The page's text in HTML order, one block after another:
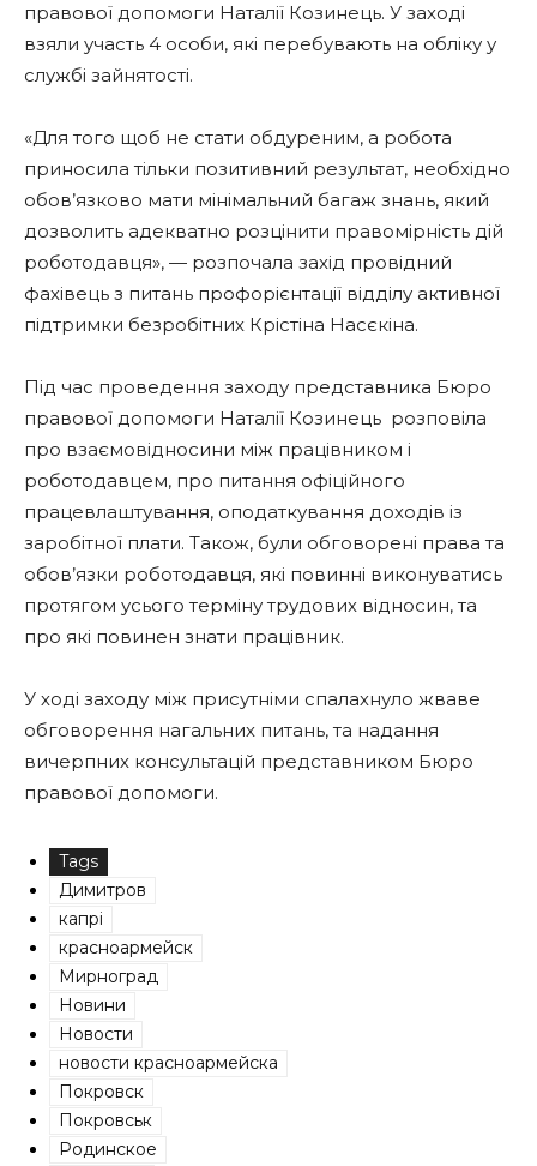
правової допомоги Наталії Козинець. У заході
взяли участь 4 особи, які перебувають на обліку у
службі зайнятості.
«Для того щоб не стати обдуреним, а робота
приносила тільки позитивний результат, необхідно
обов’язково мати мінімальний багаж знань, який
дозволить адекватно розцінити правомірність дій
роботодавця», — розпочала захід провідний
фахівець з питань профорієнтації відділу активної
підтримки безробітних Крістіна Насєкіна.
Під час проведення заходу представника Бюро
правової допомоги Наталії Козинець розповіла
про взаємовідносини між працівником і
роботодавцем, про питання офіційного
працевлаштування, оподаткування доходів із
заробітної плати. Також, були обговорені права та
обов’язки роботодавця, які повинні виконуватись
протягом усього терміну трудових відносин, та
про які повинен знати працівник.
У ході заходу між присутніми спалахнуло жваве
обговорення нагальних питань, та надання
вичерпних консультацій представником Бюро
правової допомоги.
Tags
Димитров
капрі
красноармейск
Мирноград
Новини
Новости
новости красноармейска
Покровск
Покровськ
Родинское